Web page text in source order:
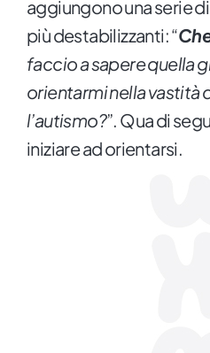
aggiungono una serie
più destabilizzanti: “
faccio a sapere quella
orientarmi nella vastità
l’autismo?”. Qua di
iniziare ad orientarsi.